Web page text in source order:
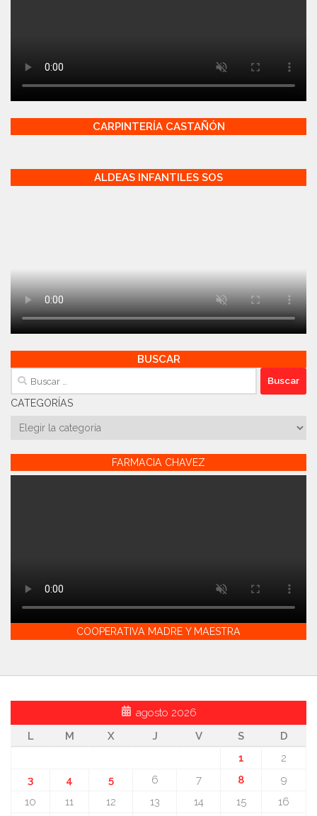
CARPINTERÍA CASTAÑÓN
ALDEAS INFANTILES SOS
BUSCAR
Buscar:
CATEGORÍAS
Categorías
FARMACIA CHAVEZ
COOPERATIVA MADRE Y MAESTRA
agosto 2026
L
M X J V S
D
1
2
3
4 5 6 7 8
9
10
11 12 13 14 15
16